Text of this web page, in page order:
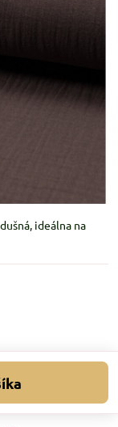
ideálna na